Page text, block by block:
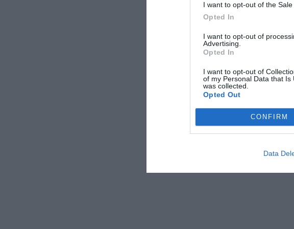
I want to opt-out of the Sale
Opted In
I want to opt-out of
Advertising.
Opted In
I want to opt-out of
of my Personal Data that
was collected.
Opted Out
CONFIRM
Data
• Haben Sie eine Reiseagentur und
Wenn Sie auf den für Sie reservierten